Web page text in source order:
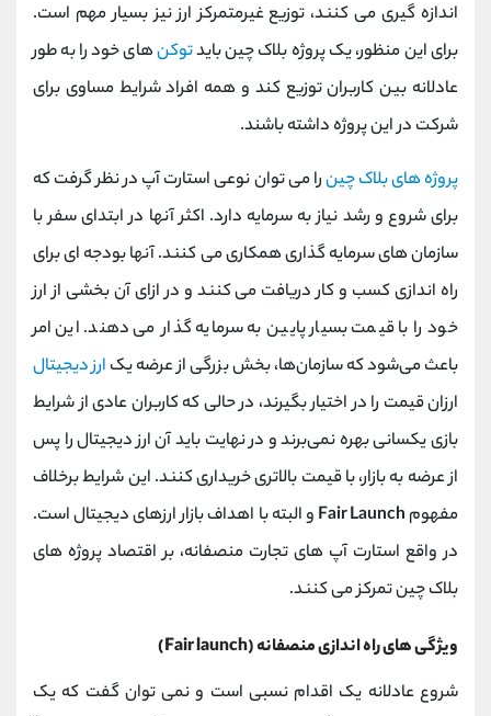
اندازه گیری می کنند، توزیع غیرمتمرکز ارز نیز بسیار مهم است.
برای این منظور، یک پروژه بلاک چین بایدتوکنهای خود را به طور
عادلانه بین کاربران توزیع کند و همه افراد شرایط مساوی برای
شرکت در این پروژه داشته باشند.
پروژه های بلاک چینرا می توان نوعی استارت آپ در نظر گرفت که
برای شروع و رشد نیاز به سرمایه دارد. اکثر آنها در ابتدای سفر با
سازمان های سرمایه گذاری همکاری می کنند. آنها بودجه ای برای
راه اندازی کسب و کار دریافت می کنند و در ازای آن بخشی از ارز
خود را با قیمت بسیار پایین به سرمایه گذار می دهند. این امر
باعث می‌شود که سازمان‌ها، بخش بزرگی از عرضه یک ارز دیجیتال
ارزان‌ قیمت را در اختیار بگیرند، در حالی که کاربران عادی از شرایط
بازی یکسانی بهره نمی‌برند و در نهایت باید آن ارز دیجیتال را پس
از عرضه به بازار، با قیمت بالاتری خریداری کنند. این شرایط برخلاف
مفهوم Fair Launch و البته با اهداف بازار ارزهای دیجیتال است.
در واقع استارت آپ های تجارت منصفانه، بر اقتصاد پروژه های
بلاک چین تمرکز می کنند.
ویژگی های راه اندازی منصفانه (Fair launch)
شروع عادلانه یک اقدام نسبی است و نمی توان گفت که یک